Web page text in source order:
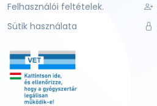
Felhasználói feltételek.
Sütik használata